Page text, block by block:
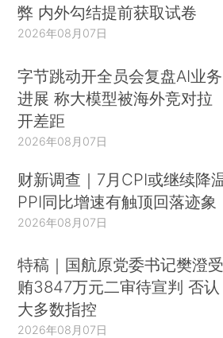
弊 内外勾结提前获取试卷
2026年08月07日
字节跳动开全员会复盘AI业务
进展 称大模型被海外竞对拉
开差距
2026年08月07日
财新调查｜7月CPI或继续降
PPI同比增速有触顶回落迹象
2026年08月07日
特稿｜国航原党委书记樊澄受
贿3847万元二审待宣判 否认
大多数指控
2026年08月07日